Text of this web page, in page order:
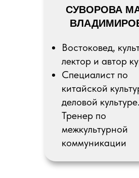
СУВОРОВА
Востоковед,
лектор и автор
Специалист по
китайской
деловой культуре.
Тренер по
межкультурной
коммуникации